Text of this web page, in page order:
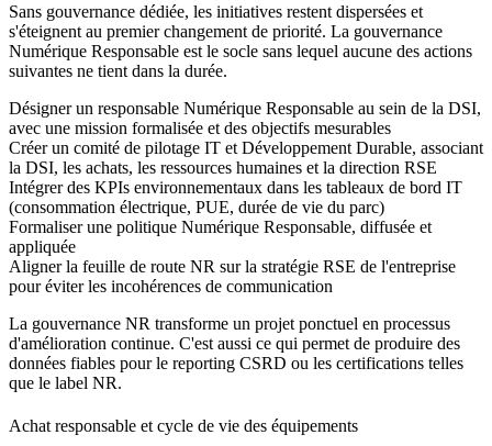
Sans gouvernance dédiée, les initiatives restent dispersées et
s'éteignent au premier changement de priorité. La gouvernance
Numérique Responsable est le socle sans lequel aucune des actions
suivantes ne tient dans la durée.
Désigner un responsable Numérique Responsable au sein de la DSI,
avec une mission formalisée et des objectifs mesurables
Créer un comité de pilotage IT et Développement Durable, associant
la DSI, les achats, les ressources humaines et la direction RSE
Intégrer des KPIs environnementaux dans les tableaux de bord IT
(consommation électrique, PUE, durée de vie du parc)
Formaliser une politique Numérique Responsable, diffusée et
appliquée
Aligner la feuille de route NR sur la stratégie RSE de l'entreprise
pour éviter les incohérences de communication
La gouvernance NR transforme un projet ponctuel en processus
d'amélioration continue. C'est aussi ce qui permet de produire des
données fiables pour le reporting CSRD ou les certifications telles
que le label NR.
Achat responsable et cycle de vie des équipements